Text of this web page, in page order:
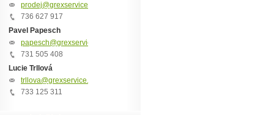
prodej@grexservice.cz
736 627 917
Pavel Papesch
papesch@grexservice.cz
731 505 408
Lucie Trllová
trllova@grexservice.cz
733 125 311